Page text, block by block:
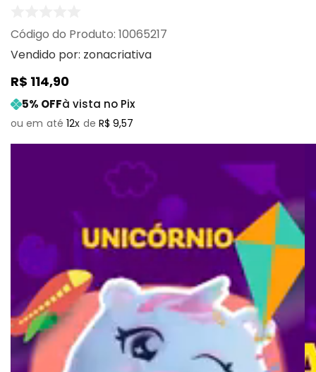
: 10065217
Vendido por: zonacriativa
R$ 114,90
5% OFFà vista no Pix
12 R$ 9,57